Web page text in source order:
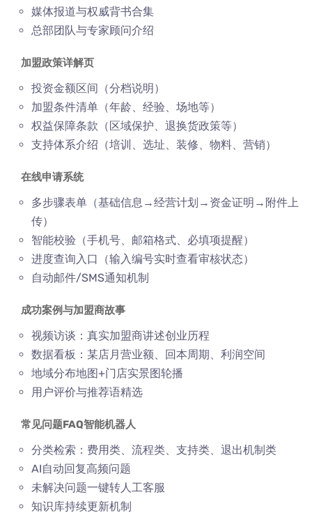
媒体报道与权威背书合集
总部团队与专家顾问介绍
加盟政策详解页
投资金额区间（分档说明）
加盟条件清单（年龄、经验、场地等）
权益保障条款（区域保护、退换货政策等）
支持体系介绍（培训、选址、装修、物料、营销）
在线申请系统
多步骤表单（基础信息→经营计划→资金证明→附件上
传）
智能校验（手机号、邮箱格式、必填项提醒）
进度查询入口（输入编号实时查看审核状态）
自动邮件/SMS通知机制
成功案例与加盟商故事
视频访谈：真实加盟商讲述创业历程
数据看板：某店月营业额、回本周期、利润空间
地域分布地图+门店实景图轮播
用户评价与推荐语精选
常见问题FAQ智能机器人
分类检索：费用类、流程类、支持类、退出机制类
AI自动回复高频问题
未解决问题一键转人工客服
知识库持续更新机制